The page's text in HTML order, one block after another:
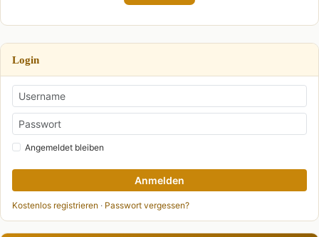
Login
Angemeldet bleiben
Anmelden
Kostenlos registrieren · Passwort vergessen?